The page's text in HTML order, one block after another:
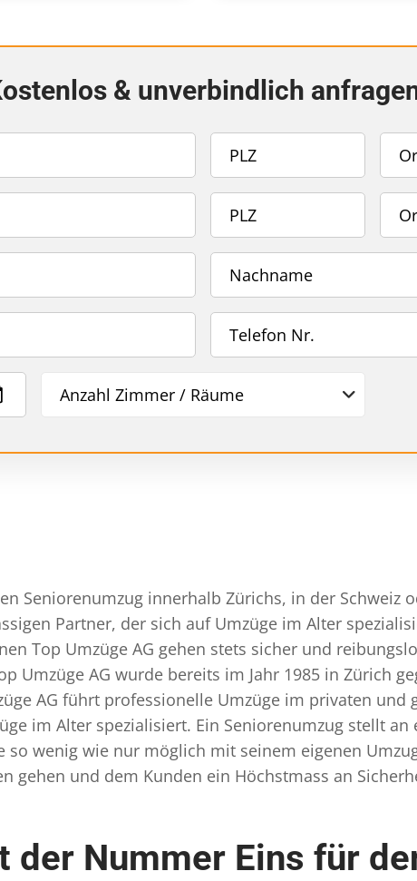
& unverbindlich
Anzahl Zimmer / Räume
Seniorenumzug innerhalb Zürichs, in der Schweiz
Partner, der sich auf Umzüge im Alter
Top Umzüge AG gehen stets sicher und
Umzüge AG wurde bereits im Jahr 1985 in Zürich
AG führt professionelle Umzüge im privaten
im Alter spezialisiert. Ein Seniorenumzug stellt
wenig wie nur möglich mit seinem eigenen
gehen und dem Kunden ein Höchstmass an
Nummer Eins für